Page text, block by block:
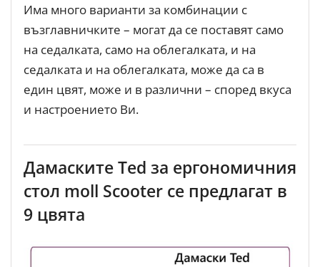
Има много варианти за комбинации с
възглавничките – могат да се поставят само
на седалката, само на облегалката, и на
седалката и на облегалката, може да са в
един цвят, може и в различни – според вкуса
и настроението Ви.
Дамаските Ted за ергономичния
стол moll Scooter се предлагат в
9 цвята